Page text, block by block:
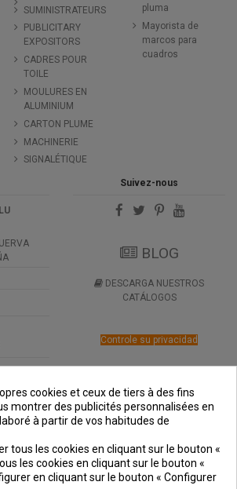
SUMINISTRATEURS
PUBLICITARY
EXPOSITORS
CADRES POUR
TOILE
MOULURES EN
ALUMINIUM
CARTON PLUME
MACHINERIE
SIGNALÉTIQUE
pluma
Mayorista de
marcos para
cuadros
Suivez-nous
BLOG
DESCARGA NUESTROS
CATÁLOGOS
Controle su privacidad
SEGURO
cookies et ceux de tiers à des fins
montrer des publicités personnalisées en
à partir de vos habitudes de
tous les cookies en cliquant sur le bouton «
les cookies en cliquant sur le bouton «
en cliquant sur le bouton « Configurer